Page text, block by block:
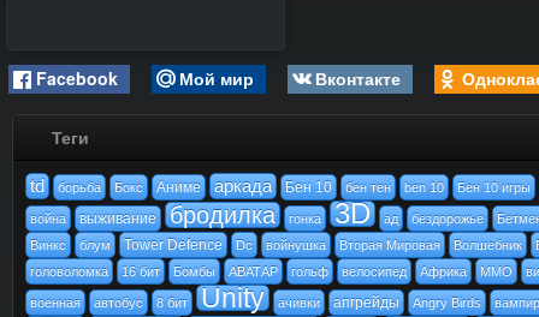
Facebook Мой мир Вконтакте
Теги
td борьба Бокс Аниме аркада Бен 10 бен тен ben 10 Бен 10 игры
война выживание бродилка гонка 3D ад бездорожье
Винкс
блум Tower Defence Dc войнушка Вторая Мировая Волшебник
головоломка
16 бит Бомбы АВАТАР гольф велосипед Африка MMO
военная автобус 8 бит Unity ачивки апгрейды Angry Birds
вампир